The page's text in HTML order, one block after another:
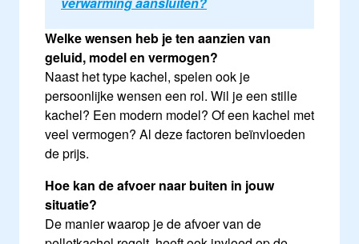
Welke wensen heb je ten aanzien van
geluid, model en vermogen?
Naast het type kachel, spelen ook je
persoonlijke wensen een rol. Wil je een stille
kachel? Een modern model? Of een kachel met
veel vermogen? Al deze factoren beïnvloeden
de prijs.
Hoe kan de afvoer naar buiten in jouw
situatie?
De manier waarop je de afvoer van de